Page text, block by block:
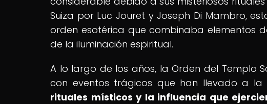
Suiza por Luc Jouret y Joseph Di Mambro,
orden esotérica que combinaba elementos
de la iluminación espiritual.
A lo largo de los años, la Orden del Templo
con eventos trágicos que han llevado a
rituales místicos y la influencia que